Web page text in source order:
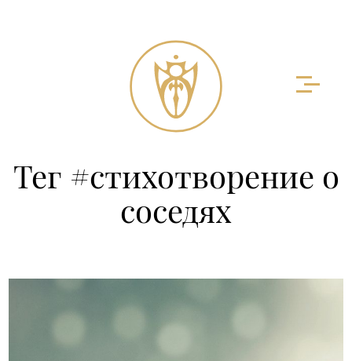
Тег #стихотворение о
соседях